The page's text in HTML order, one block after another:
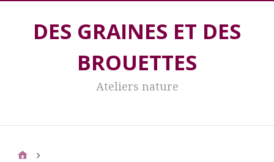
DES GRAINES ET DES
BROUETTES
Ateliers nature